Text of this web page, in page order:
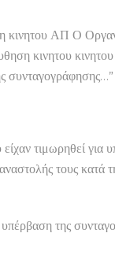
ΑΠ Ο
κινητου
συνταγογράφησης…”
τιμωρηθεί
τους κατά
της